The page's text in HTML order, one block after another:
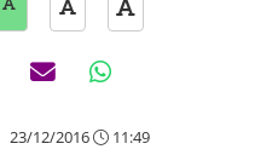
23/12/2016 11:49